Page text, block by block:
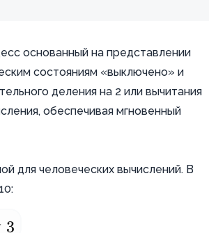
основанный на представлении
состояниям «выключено» и
деления на 2 или вычитания
обеспечивая мгновенный
для человеческих вычислений. В
3